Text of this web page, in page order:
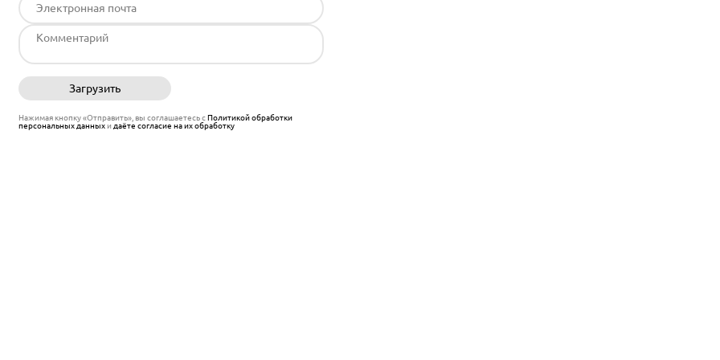
Загрузить
Нажимая кнопку «Отправить», вы соглашаетесь сПолитикой обработки
персональных данныхи даёте согласие на их обработку